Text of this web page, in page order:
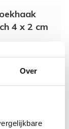
Over
4 x 2 cm
☆ Altijd de